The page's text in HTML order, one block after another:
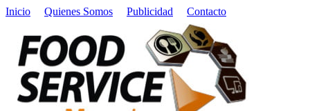
Inicio Quienes Somos Publicidad Contacto